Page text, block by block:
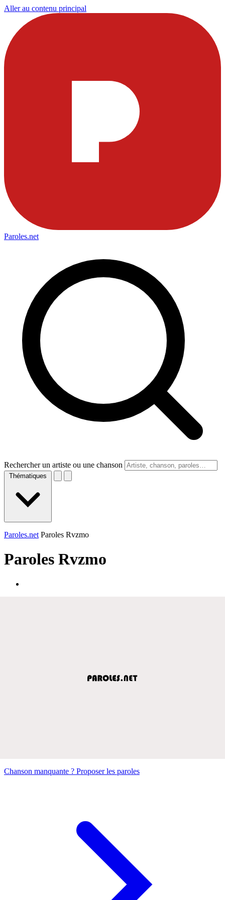
Aller au contenu principal
Paroles.net
Rechercher un artiste ou une chanson
Thématiques
Paroles.net Paroles Rvzmo
Paroles Rvzmo
Chanson manquante ? Proposer les paroles